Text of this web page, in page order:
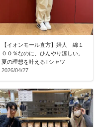
【イオンモール直方】婦人 綿１
００％なのに、ひんやり涼しい。
夏の理想を叶えるTシャツ
2026/04/27